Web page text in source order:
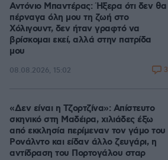
Αντόνιο Μπαντέρας: Ήξερα ότι δεν θα
πέρναγα όλη μου τη ζωή στο
Χόλιγουντ, δεν ήταν γραφτό να
βρίσκομαι εκεί, αλλά στην πατρίδα
μου
08.08.2026, 15:02 3
«Δεν είναι η Τζορτζίνα»: Απίστευτο
σκηνικό στη Μαδέιρα, χιλιάδες έξω
από εκκλησία περίμεναν τον γάμο του
Ρονάλντο και είδαν άλλο ζευγάρι, η
αντίδραση του Πορτογάλου σταρ